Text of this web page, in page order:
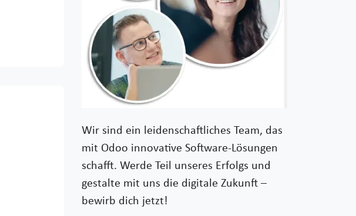
Wir sind ein leidenschaftliches Team, das
mit Odoo innovative Software-Lösungen
schafft. Werde Teil unseres Erfolgs und
gestalte mit uns die digitale Zukunft –
bewirb dich jetzt!